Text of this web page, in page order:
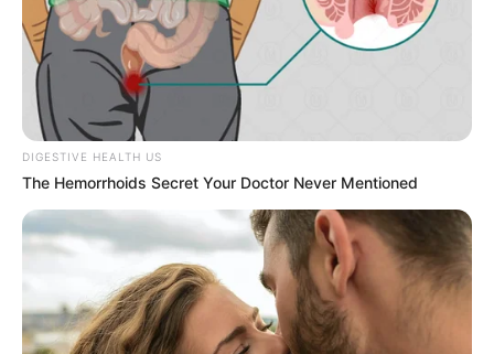
DIGESTIVE HEALTH US
The Hemorrhoids Secret Your Doctor Never Mentioned